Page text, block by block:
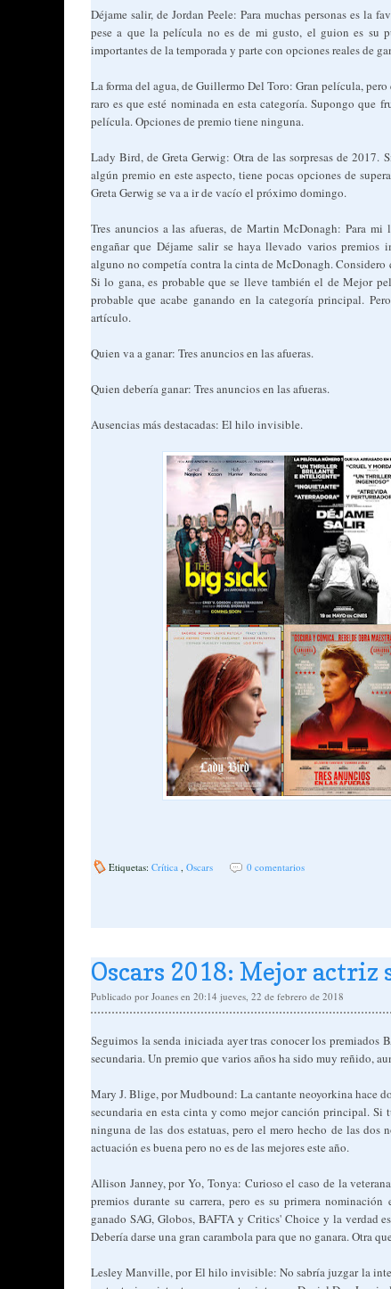
Déjame salir, de Jordan Peele: Para muchas personas es la
pese a que la película no es de mi gusto, el guion es su
importantes de la temporada y parte con opciones reales de
La forma del agua, de Guillermo Del Toro: Gran película,
raro es que esté nominada en esta categoría. Supongo que
película. Opciones de premio tiene ninguna.
Lady Bird, de Greta Gerwig: Otra de las sorpresas de
algún premio en este aspecto, tiene pocas opciones de
Greta Gerwig se va a ir de vacío el próximo domingo.
Tres anuncios a las afueras, de Martin McDonagh: Para
engañar que Déjame salir se haya llevado varios premios
alguno no competía contra la cinta de McDonagh.
Si lo gana, es probable que se lleve también el de Mejor
probable que acabe ganando en la categoría principal.
artículo.
Quien va a ganar: Tres anuncios en las afueras.
Quien debería ganar: Tres anuncios en las afueras.
Ausencias más destacadas: El hilo invisible.
Etiquetas: Crítica Oscars 0 comentarios
Oscars 2018: Mejor actriz
Publicado por Joanes en 20:14 jueves, 22 de febrero de 2018
Seguimos la senda iniciada ayer tras conocer los premiados
secundaria. Un premio que varios años ha sido muy reñido,
Mary J. Blige, por Mudbound: La cantante neoyorkina hace
secundaria en esta cinta y como mejor canción principal. Si
ninguna de las dos estatuas, pero el mero hecho de las dos
actuación es buena pero no es de las mejores este año.
Allison Janney, por Yo, Tonya: Curioso el caso de la
premios durante su carrera, pero es su primera
ganado SAG, Globos, BAFTA y Critics' Choice y la verdad
Debería darse una gran carambola para que no ganara. Otra
Lesley Manville, por El hilo invisible: No sabría juzgar la